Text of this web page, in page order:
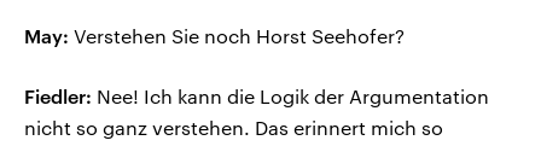
May: Verstehen Sie noch Horst Seehofer?
Fiedler: Nee! Ich kann die Logik der Argumentation
nicht so ganz verstehen. Das erinnert mich so